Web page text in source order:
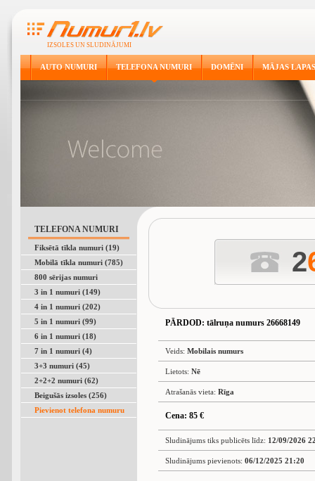
IZSOLES UN SLUDINĀJUMI
AUTO NUMURI TELEFONA NUMURI DOMĒNI MĀJAS LAPAS
TELEFONA NUMURI
Fiksētā tīkla numuri (19)
Mobilā tīkla numuri (785)
800 sērijas numuri
3 in 1 numuri (149)
4 in 1 numuri (202)
5 in 1 numuri (99)
6 in 1 numuri (18)
7 in 1 numuri (4)
3+3 numuri (45)
2+2+2 numuri (62)
Beigušās izsoles (256)
Pievienot telefona numuru
2
PĀRDOD: tālruņa numurs 26668149
Veids: Mobilais numurs
Lietots: Nē
Atrašanās vieta: Rīga
Cena: 85 €
Sludinājums tiks publicēts līdz: 12/09/2026
Sludinājums pievienots: 06/12/2025 21:20